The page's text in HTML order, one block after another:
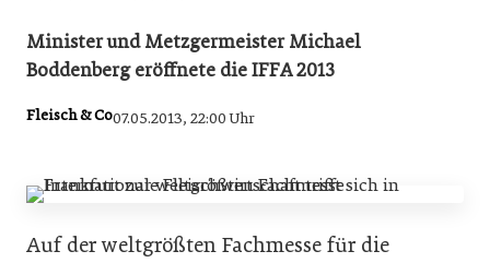
Minister und Metzgermeister Michael
Boddenberg eröffnete die IFFA 2013
Fleisch & Co07.05.2013, 22:00 Uhr
Auf der weltgrößten Fachmesse für die